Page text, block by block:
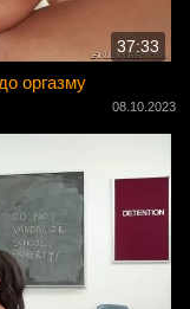
37:33
оргазму
08.10.2023